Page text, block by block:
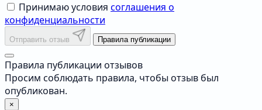
Принимаю условия соглашения о
конфиденциальности
Отправить отзыв Правила публикации
Правила публикации отзывов
Просим соблюдать правила, чтобы отзыв был
опубликован.
×